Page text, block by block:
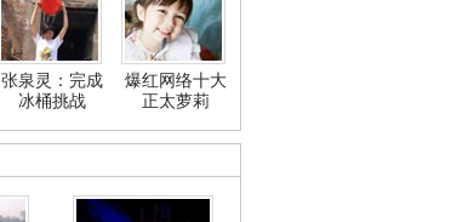
张泉灵：完成
冰桶挑战
爆红网络十大
正太萝莉